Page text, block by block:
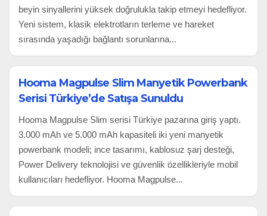
beyin sinyallerini yüksek doğrulukla takip etmeyi hedefliyor.
Yeni sistem, klasik elektrotların terleme ve hareket
sırasında yaşadığı bağlantı sorunlarına...
Hooma Magpulse Slim Manyetik Powerbank
Serisi Türkiye’de Satışa Sunuldu
Hooma Magpulse Slim serisi Türkiye pazarına giriş yaptı.
3.000 mAh ve 5.000 mAh kapasiteli iki yeni manyetik
powerbank modeli; ince tasarımı, kablosuz şarj desteği,
Power Delivery teknolojisi ve güvenlik özellikleriyle mobil
kullanıcıları hedefliyor. Hooma Magpulse...